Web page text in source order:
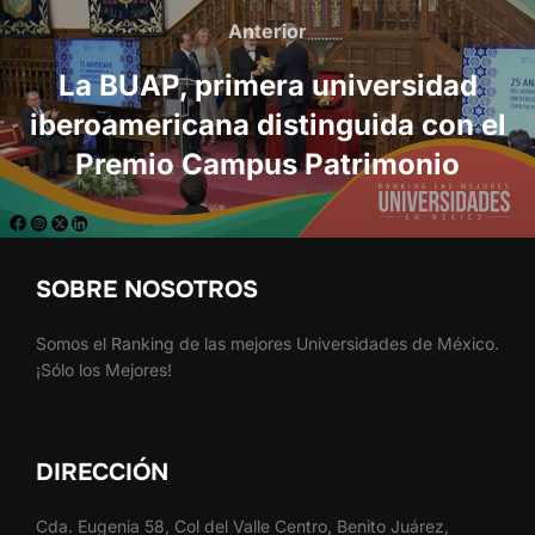
de
entradas
Anterior
Anterior
La BUAP, primera universidad
iberoamericana distinguida con el
Premio Campus Patrimonio
SOBRE NOSOTROS
Somos el Ranking de las mejores Universidades de México.
¡Sólo los Mejores!
DIRECCIÓN
Cda. Eugenia 58, Col del Valle Centro, Benito Juárez,